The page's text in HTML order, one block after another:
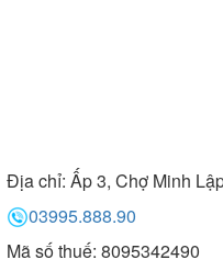
Địa chỉ: Ấp 3, Chợ Minh
03995.888.90
Mã số thuế: 8095342490